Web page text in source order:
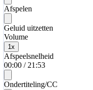
Afspelen
Geluid uitzetten
Volume
1 x
Afspeelsnelheid
00:00 / 21:53
Ondertiteling/CC